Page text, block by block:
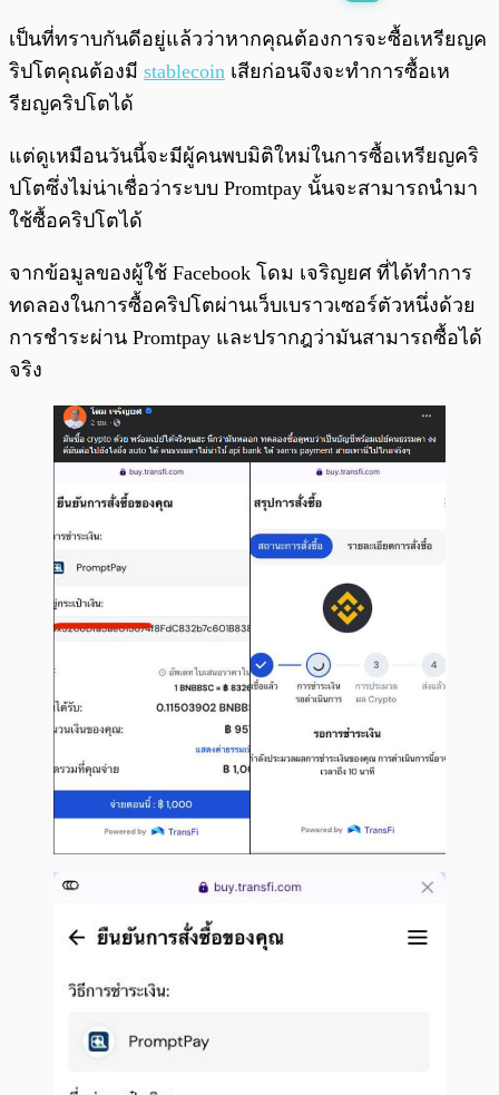
พร้อมเล่น 0:00 0:00
เป็นที่ทราบกันดีอยู่แล้วว่าหากคุณต้องการจะซื้อเหรียญค
ริปโตคุณต้องมี stablecoin เสียก่อนจึงจะทำการซื้อเห
รียญคริปโตได้
แต่ดูเหมือนวันนี้จะมีผู้คนพบมิติใหม่ในการซื้อเหรียญคริ
ปโตซึ่งไม่น่าเชื่อว่าระบบ Promtpay นั้นจะสามารถนำมา
ใช้ซื้อคริปโตได้
จากข้อมูลของผู้ใช้ Facebook โดม เจริญยศ ที่ได้ทำการ
ทดลองในการซื้อคริปโตผ่านเว็บเบราวเซอร์ตัวหนึ่งด้วย
การชำระผ่าน Promtpay และปรากฎว่ามันสามารถซื้อได้
จริง